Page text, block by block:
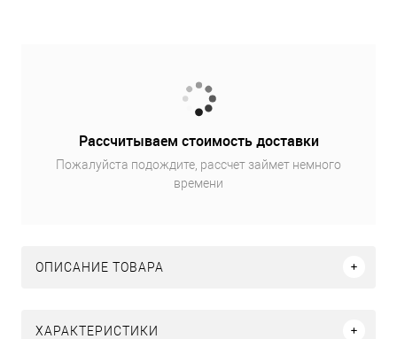
Рассчитываем стоимость доставки
Пожалуйста подождите, рассчет займет немного
времени
ОПИСАНИЕ ТОВАРА
ХАРАКТЕРИСТИКИ